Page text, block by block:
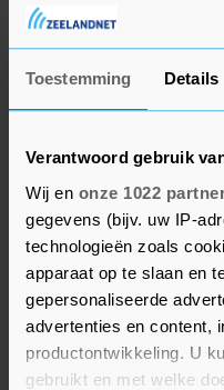
Toestemming Details
Verantwoord gebruik
Wij en onze 1022
gegevens (bijv. uw IP-
technologieën zoals
apparaat op te slaan en
gepersonaliseerde
advertenties en content,
productontwikkeling. U
gebruikt en met welke
Excelsior pakte
doelpunten van
(2-1) de tweede
van deelname aan
de Eredivisie.